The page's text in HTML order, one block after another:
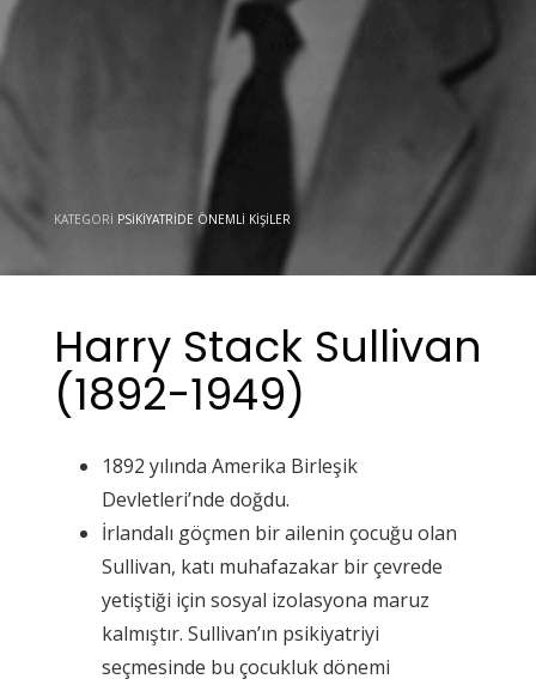
KATEGORI PSIKIYATRIDE ÖNEMLI KIŞILER
Harry Stack Sullivan
(1892-1949)
1892 yılında Amerika Birleşik
Devletleri’nde doğdu.
İrlandalı göçmen bir ailenin çocuğu olan
Sullivan, katı muhafazakar bir çevrede
yetiştiği için sosyal izolasyona maruz
kalmıştır. Sullivan’ın psikiyatriyi
seçmesinde bu çocukluk dönemi